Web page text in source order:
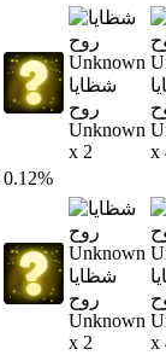
شظايا
روح
Unknown
x 2
x
0.12%
شظايا
روح
Unknown
x 2
x